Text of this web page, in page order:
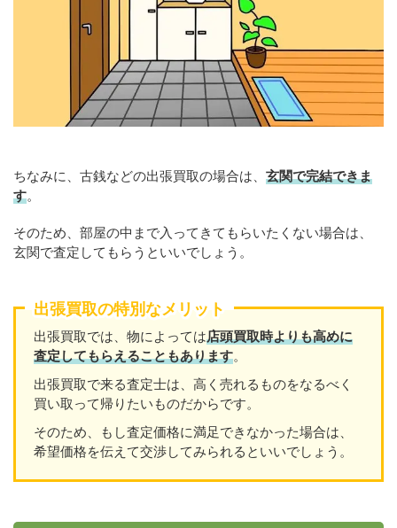
ちなみに、古銭などの出張買取の場合は、 玄関で完結できま
す。
そのため、部屋の中まで入ってきてもらいたくない場合は、
玄関で査定してもらうといいでしょう。
出張買取の特別なメリット
出張買取では、物によっては店頭買取時よりも高めに
査定してもらえることもあります。
出張買取で来る査定士は、高く売れるものをなるべく
買い取って帰りたいものだからです。
そのため、もし査定価格に満足できなかった場合は、
希望価格を伝えて交渉してみられるといいでしょう。